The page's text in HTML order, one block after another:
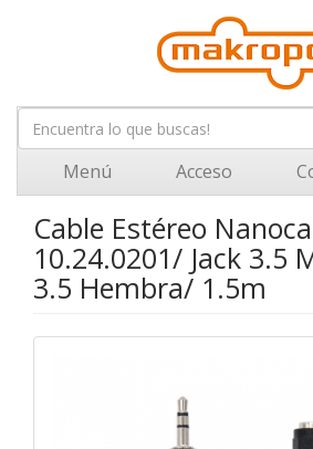
Menú Acceso
Cable Estéreo
10.24.0201/ Jack 3.5
3.5 Hembra/ 1.5m